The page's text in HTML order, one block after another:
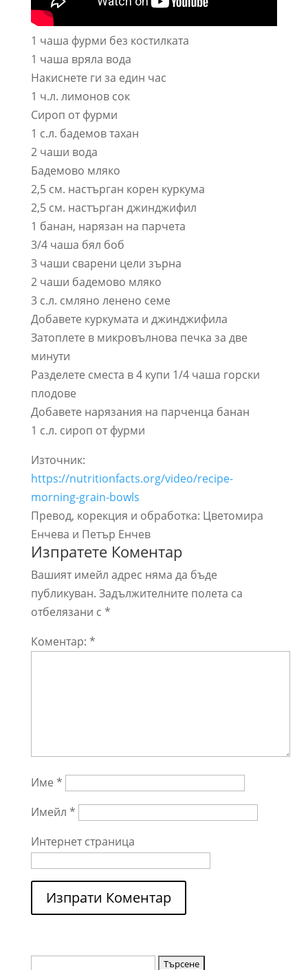
1 чаша фурми без костилката
1 чаша вряла вода
Накиснете ги за един час
1 ч.л. лимонов сок
Сироп от фурми
1 с.л. бадемов тахан
2 чаши вода
Бадемово мляко
2,5 см. настърган корен куркума
2,5 см. настърган джинджифил
1 банан, нарязан на парчета
3/4 чаша бял боб
3 чаши сварени цели зърна
2 чаши бадемово мляко
3 с.л. смляно ленено семе
Добавете куркумата и джинджифила
Затоплете в микровълнова печка за две
минути
Разделете сместа в 4 купи 1/4 чаша горски
плодове
Добавете нарязания на парченца банан
1 с.л. сироп от фурми
Източник:
https://nutritionfacts.org/video/recipe-
morning-grain-bowls
Превод, корекция и обработка: Цветомира
Енчева и Петър Енчев
Изпратете Коментар
Вашият имейл адрес няма да бъде
публикуван. Задължителните полета са
отбелязани с *
Коментар: *
Име *
Имейл *
Интернет страница